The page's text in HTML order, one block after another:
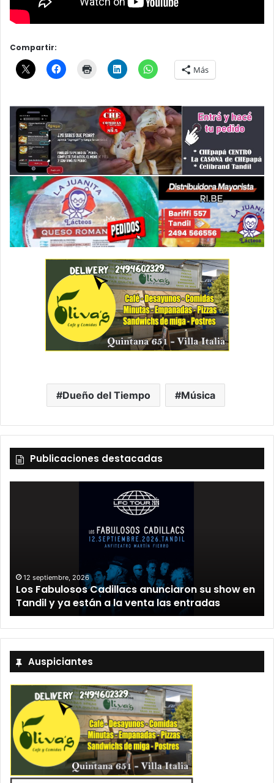
Compartir:
Más
Dueño del Tiempo Música
Publicaciones destacadas
12 septiembre, 2026
Los Fabulosos Cadillacs anunciaron su show en
Tandil y ya están a la venta las entradas
Auspiciantes